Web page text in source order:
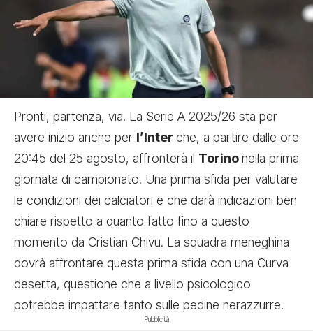
Pronti, partenza, via. La Serie A 2025/26 sta per
avere inizio anche per l’Inter che, a partire dalle ore
20:45 del 25 agosto, affronterà il Torinonella prima
giornata di campionato. Una prima sfida per valutare
le condizioni dei calciatori e che darà indicazioni ben
chiare rispetto a quanto fatto fino a questo
momento da Cristian Chivu. La squadra meneghina
dovrà affrontare questa prima sfida con una Curva
deserta, questione che a livello psicologico
potrebbe impattare tanto sulle pedine nerazzurre.
Pubblicità